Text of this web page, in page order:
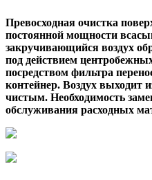
Превосходная очистка
постоянной мощности
закручивающийся воздух
под действием
посредством фильтра
контейнер. Воздух выходит
чистым. Необходимость
обслуживания расходных